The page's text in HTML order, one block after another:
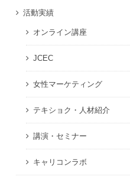
活動実績
オンライン講座
JCEC
女性マーケティング
テキショク・人材紹介
講演・セミナー
キャリコンラボ